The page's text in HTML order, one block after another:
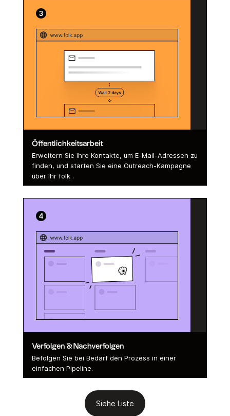
Öffentlichkeitsarbeit
Erweitern Sie Ihre Kontakte, um E-Mail-Adressen zu
finden, und starten Sie eine Outreach-Kampagne
über Ihr folk .
Verfolgen & Nachverfolgen
Befolgen Sie bei Bedarf den Prozess in einer
einfachen Pipeline.
Siehe Liste